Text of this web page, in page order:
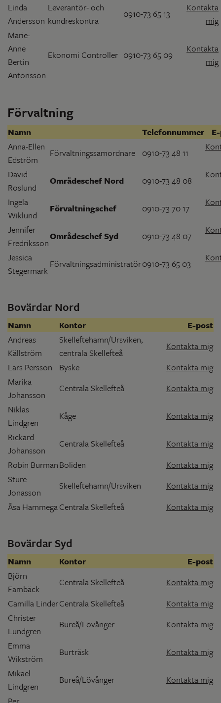
Linda
Andersson
Leverantör- och
kundreskontra
0910-73 65 13
Kontakta
mig
Marie-
Anne
Bertin
Antonsson
Ekonomi Controller 0910-73 65 09
Kontakta
mig
Förvaltning
Namn Telefonnummer
Anna-Ellen
Edström
Förvaltningssamordnare 0910-73 48 11
David
Roslund
Områdeschef Nord 0910-73 48 08
Ingela
Wiklund
Förvaltningschef 0910-73 70 17
Jennifer
Fredriksson
Områdeschef Syd 0910-73 48 07
Jessica
Stegermark
Förvaltningsadministratör0910-73 65 03
Bovärdar Nord
Namn Kontor
E-post
Andreas
Källström
Skelleftehamn/Ursviken,
centrala Skellefteå
Kontakta mig
Lars Persson
Byske
Kontakta mig
Marika
Johansson
Centrala Skellefteå
Kontakta mig
Niklas
Lindgren
Kåge
Kontakta mig
Rickard
Johansson
Centrala Skellefteå
Kontakta mig
Robin BurmanBoliden
Kontakta mig
Sture
Jonasson
Skelleftehamn/Ursviken
Kontakta mig
Åsa HammegaCentrala Skellefteå Kontakta mig
Bovärdar Syd
Namn Kontor
E-post
Björn
Fambäck
Centrala Skellefteå
Kontakta mig
Camilla LinderCentrala Skellefteå
Kontakta mig
Christer
Lundgren
Bureå/Lövånger
Kontakta mig
Emma
Wikström
Burträsk
Kontakta mig
Mikael
Lindgren
Bureå/Lövånger
Kontakta mig
Per